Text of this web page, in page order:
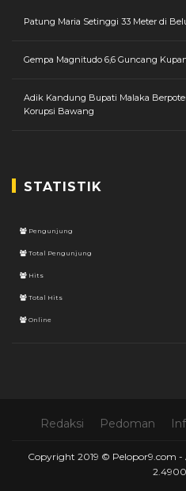
Patung Maria Setinggi 33 Meter di
Gempa Magnitudo 6,6 Guncang
Adik Kandung Bupati Malaka
Korupsi Bawang
STATISTIK
Pengunjung
Total Pengunjung
Hits
Total Hits
Online
Redaksi Pedoman
Copyright 2019 © Pelopor9.com -
2.4900